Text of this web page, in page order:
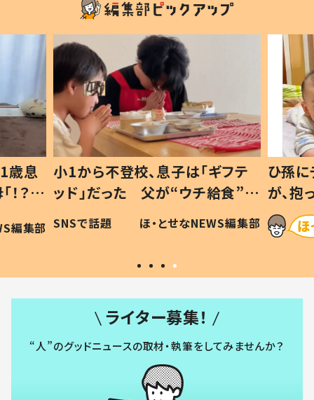
歳息
？」
編集部
小1から不登校、息子は「ギフテ
ッド」だった 父が“ウチ給食”を
作り続ける理由とは #令和の親
#令和の子
SNSで話題 ほ・とせなNEWS編集部
ひ孫
が、
「涙が
い」
ライター募集！
“人”のグッドニュースの取材・執筆をしてみませんか？